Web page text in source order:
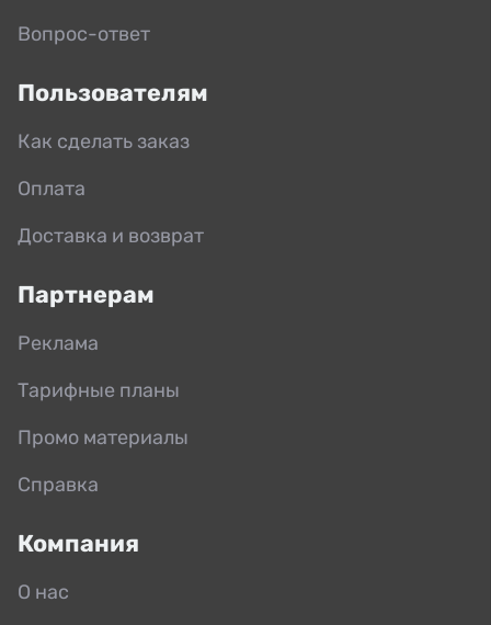
Вопрос-ответ
Пользователям
Как сделать заказ
Оплата
Доставка и возврат
Партнерам
Реклама
Тарифные планы
Промо материалы
Справка
Компания
О нас